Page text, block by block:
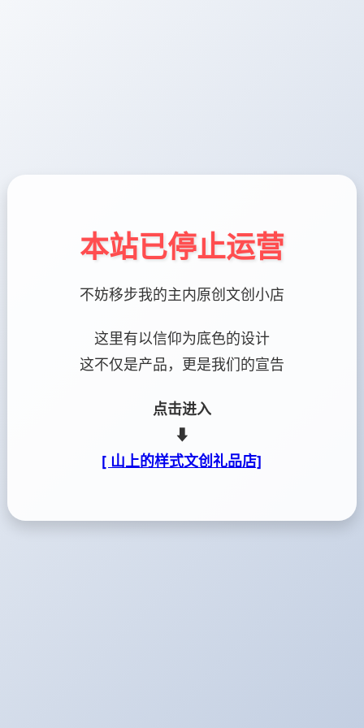
本站已停止运营
不妨移步我的主内原创文创小店
这里有以信仰为底色的设计
这不仅是产品，更是我们的宣告
点击进入
⬇
[ 山上的样式文创礼品店]